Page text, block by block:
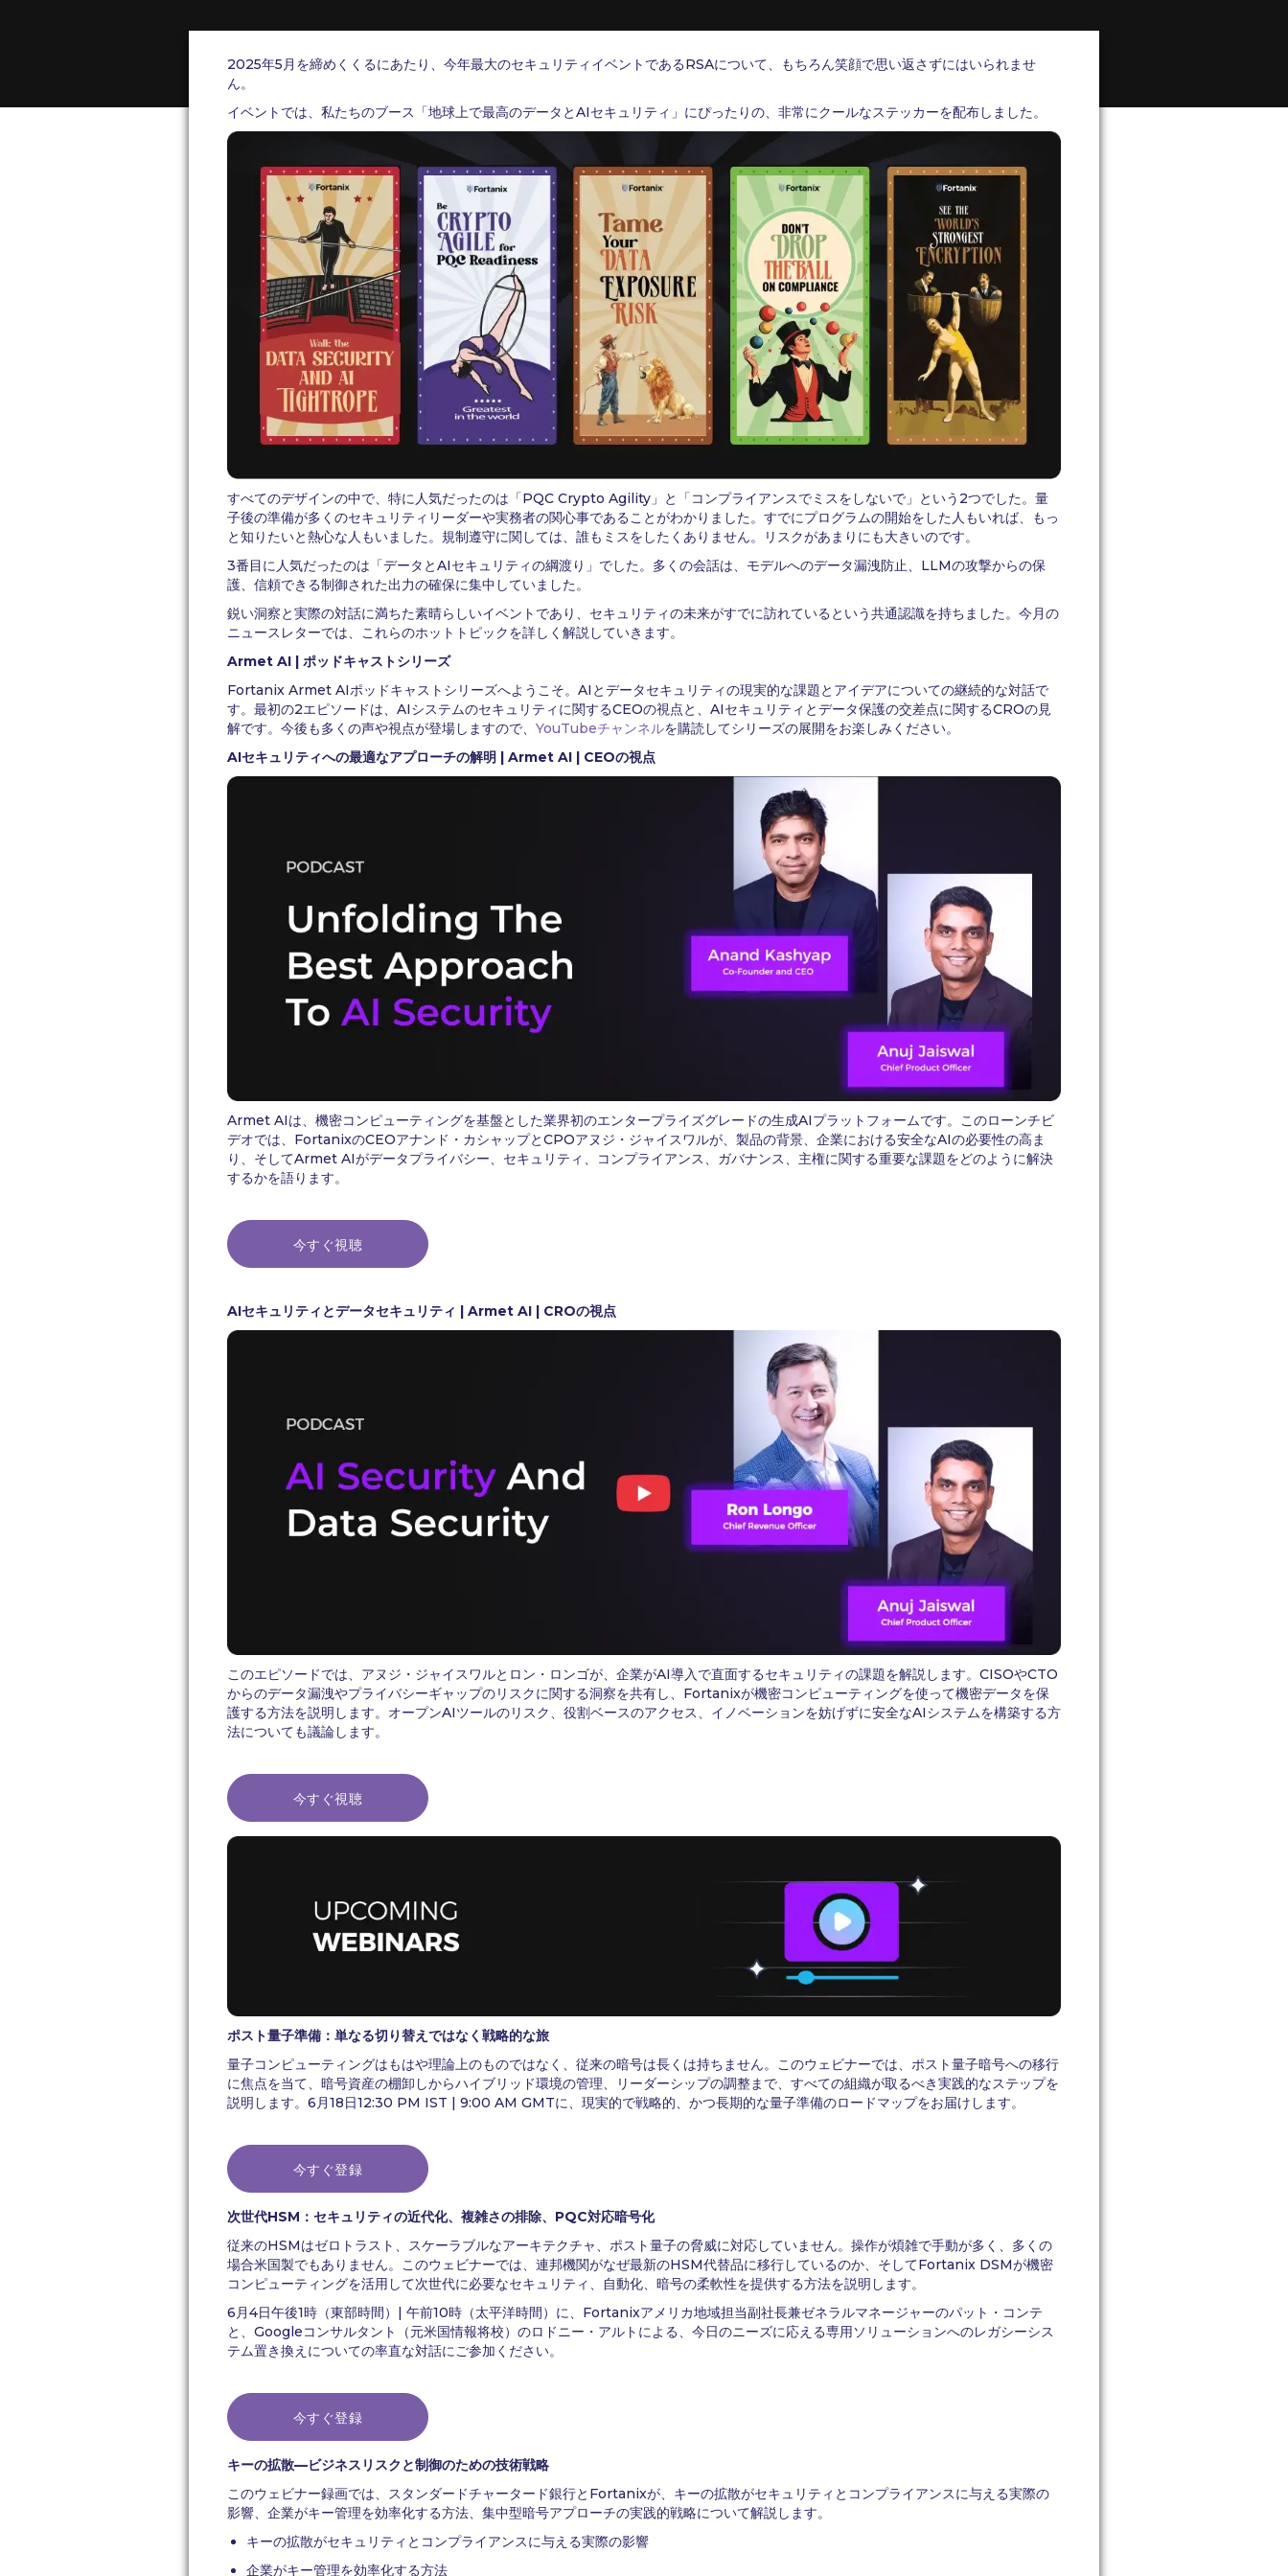
2025年5月を締めくくるにあたり、今年最大のセキュリティイベントであるRSAについて、もちろん笑顔で思い返さずにはいられませ
ん。
イベントでは、私たちのブース「地球上で最高のデータとAIセキュリティ」にぴったりの、非常にクールなステッカーを配布しました。
すべてのデザインの中で、特に人気だったのは「PQC Crypto Agility」と「コンプライアンスでミスをしないで」という2つでした。量
子後の準備が多くのセキュリティリーダーや実務者の関心事であることがわかりました。すでにプログラムの開始をした人もいれば、もっ
と知りたいと熱心な人もいました。規制遵守に関しては、誰もミスをしたくありません。リスクがあまりにも大きいのです。
3番目に人気だったのは「データとAIセキュリティの綱渡り」でした。多くの会話は、モデルへのデータ漏洩防止、LLMの攻撃からの保
護、信頼できる制御された出力の確保に集中していました。
鋭い洞察と実際の対話に満ちた素晴らしいイベントであり、セキュリティの未来がすでに訪れているという共通認識を持ちました。今月の
ニュースレターでは、これらのホットトピックを詳しく解説していきます。
Armet AI | ポッドキャストシリーズ
Fortanix Armet AIポッドキャストシリーズへようこそ。AIとデータセキュリティの現実的な課題とアイデアについての継続的な対話で
す。最初の2エピソードは、AIシステムのセキュリティに関するCEOの視点と、AIセキュリティとデータ保護の交差点に関するCROの見
解です。今後も多くの声や視点が登場しますので、 YouTubeチャンネルを購読してシリーズの展開をお楽しみください。
AIセキュリティへの最適なアプローチの解明 | Armet AI | CEOの視点
Armet AIは、機密コンピューティングを基盤とした業界初のエンタープライズグレードの生成AIプラットフォームです。このローンチビ
デオでは、FortanixのCEOアナンド・カシャップとCPOアヌジ・ジャイスワルが、製品の背景、企業における安全なAIの必要性の高ま
り、そしてArmet AIがデータプライバシー、セキュリティ、コンプライアンス、ガバナンス、主権に関する重要な課題をどのように解決
するかを語ります。
今すぐ視聴
AIセキュリティとデータセキュリティ | Armet AI | CROの視点
このエピソードでは、アヌジ・ジャイスワルとロン・ロンゴが、企業がAI導入で直面するセキュリティの課題を解説します。CISOやCTO
からのデータ漏洩やプライバシーギャップのリスクに関する洞察を共有し、Fortanixが機密コンピューティングを使って機密データを保
護する方法を説明します。オープンAIツールのリスク、役割ベースのアクセス、イノベーションを妨げずに安全なAIシステムを構築する方
法についても議論します。
今すぐ視聴
ポスト量子準備：単なる切り替えではなく戦略的な旅
量子コンピューティングはもはや理論上のものではなく、従来の暗号は長くは持ちません。このウェビナーでは、ポスト量子暗号への移行
に焦点を当て、暗号資産の棚卸しからハイブリッド環境の管理、リーダーシップの調整まで、すべての組織が取るべき実践的なステップを
説明します。6月18日12:30 PM IST | 9:00 AM GMTに、現実的で戦略的、かつ長期的な量子準備のロードマップをお届けします。
今すぐ登録
次世代HSM：セキュリティの近代化、複雑さの排除、PQC対応暗号化
従来のHSMはゼロトラスト、スケーラブルなアーキテクチャ、ポスト量子の脅威に対応していません。操作が煩雑で手動が多く、多くの
場合米国製でもありません。このウェビナーでは、連邦機関がなぜ最新のHSM代替品に移行しているのか、そしてFortanix DSMが機密
コンピューティングを活用して次世代に必要なセキュリティ、自動化、暗号の柔軟性を提供する方法を説明します。
6月4日午後1時（東部時間）| 午前10時（太平洋時間）に、Fortanixアメリカ地域担当副社長兼ゼネラルマネージャーのパット・コンテ
と、Googleコンサルタント（元米国情報将校）のロドニー・アルトによる、今日のニーズに応える専用ソリューションへのレガシーシス
テム置き換えについての率直な対話にご参加ください。
今すぐ登録
キーの拡散—ビジネスリスクと制御のための技術戦略
このウェビナー録画では、スタンダードチャータード銀行とFortanixが、キーの拡散がセキュリティとコンプライアンスに与える実際の
影響、企業がキー管理を効率化する方法、集中型暗号アプローチの実践的戦略について解説します。
キーの拡散がセキュリティとコンプライアンスに与える実際の影響
企業がキー管理を効率化する方法